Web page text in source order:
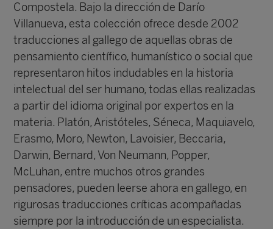
Compostela. Bajo la dirección de Darío
Villanueva, esta colección ofrece desde 2002
traducciones al gallego de aquellas obras de
pensamiento científico, humanístico o social que
representaron hitos indudables en la historia
intelectual del ser humano, todas ellas realizadas
a partir del idioma original por expertos en la
materia. Platón, Aristóteles, Séneca, Maquiavelo,
Erasmo, Moro, Newton, Lavoisier, Beccaria,
Darwin, Bernard, Von Neumann, Popper,
McLuhan, entre muchos otros grandes
pensadores, pueden leerse ahora en gallego, en
rigurosas traducciones críticas acompañadas
siempre por la introducción de un especialista.